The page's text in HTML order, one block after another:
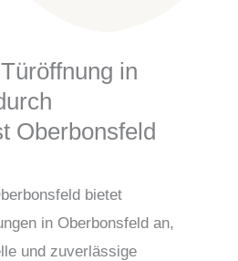
in
Oberbonsfeld
bietet
in Oberbonsfeld an,
und zuverlässige